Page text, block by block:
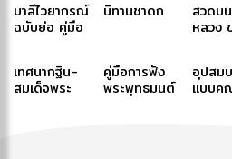
บาลีไวยากรณ์
ฉบับย่อ คู่มือ
สำหรับประโยค
๑-๒ และ ป.ธ.
นิทานชาดก
สวดม
หลวง
สังฆร
เทว)-ส
พระสั
เทศนากฐิน-
สมเด็จพระ
คู่มือการฟัง
พระพุทธมนต์
อุปสม
แบบค